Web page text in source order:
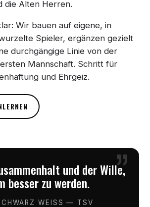
die Alten Herren.
Wir bauen auf eigene, in
Spieler, ergänzen gezielt
durchgängige Linie von der
Mannschaft. Schritt für
und Ehrgeiz.
”
und der Wille,
besser zu werden.
WEISS — TSV